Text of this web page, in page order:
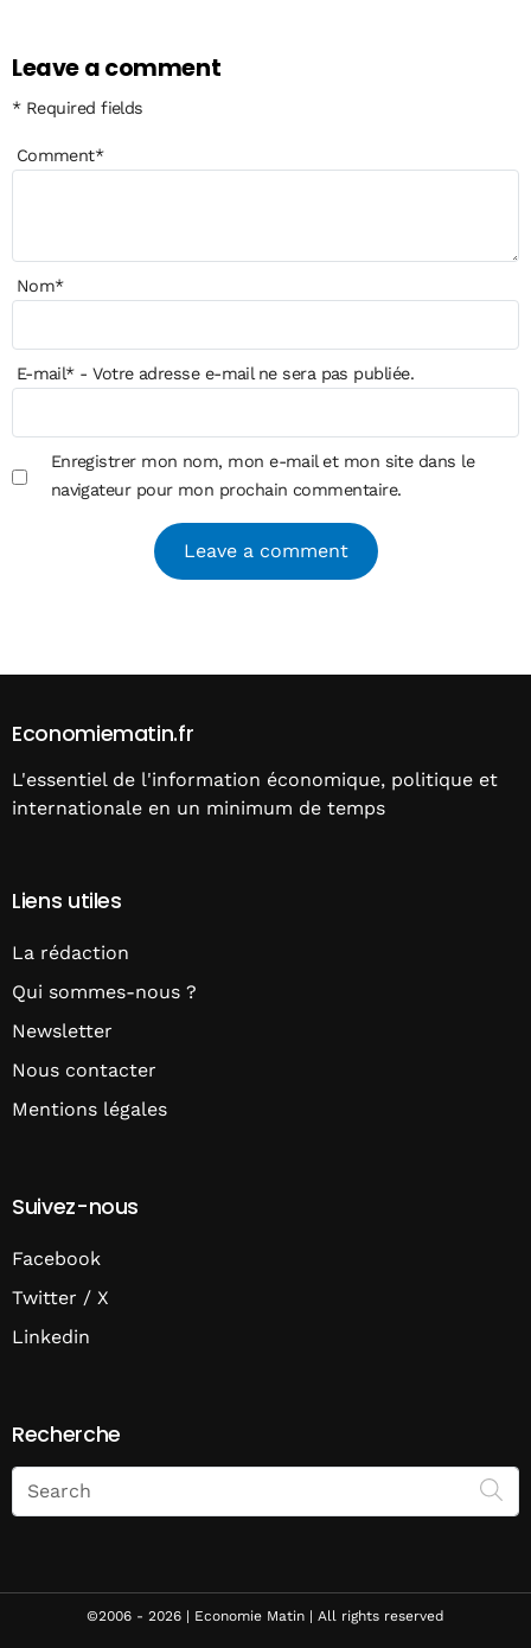
Leave a comment
* Required fields
Comment*
Nom*
E-mail*- Votre adresse e-mail ne sera pas publiée.
Enregistrer mon nom, mon e-mail et mon site dans le
navigateur pour mon prochain commentaire.
Economiematin.fr
L'essentiel de l'information économique, politique et
internationale en un minimum de temps
Liens utiles
La rédaction
Qui sommes-nous ?
Newsletter
Nous contacter
Mentions légales
Suivez-nous
Facebook
Twitter / X
Linkedin
Recherche
Search
on
Economie
©2006 - 2026 | Economie Matin | All rights reserved